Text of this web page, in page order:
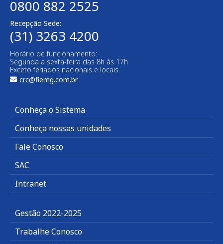
0800 882 2525
Recepção Sede:
(31) 3263 4200
Horário de funcionamento:
Segunda a sexta-feira das 8h às 17h
Exceto feriados nacionais e locais.
crc@fiemg.com.br
Conheça o Sistema
Conheça nossas unidades
Fale Conosco
SAC
Intranet
Gestão 2022-2025
Trabalhe Conosco